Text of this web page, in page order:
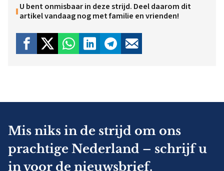
U bent onmisbaar in deze strijd. Deel daarom dit
artikel vandaag nog met familie en vrienden!
Mis niks in de strijd om ons
prachtige Nederland – schrijf u
in voor de nieuwsbrief.